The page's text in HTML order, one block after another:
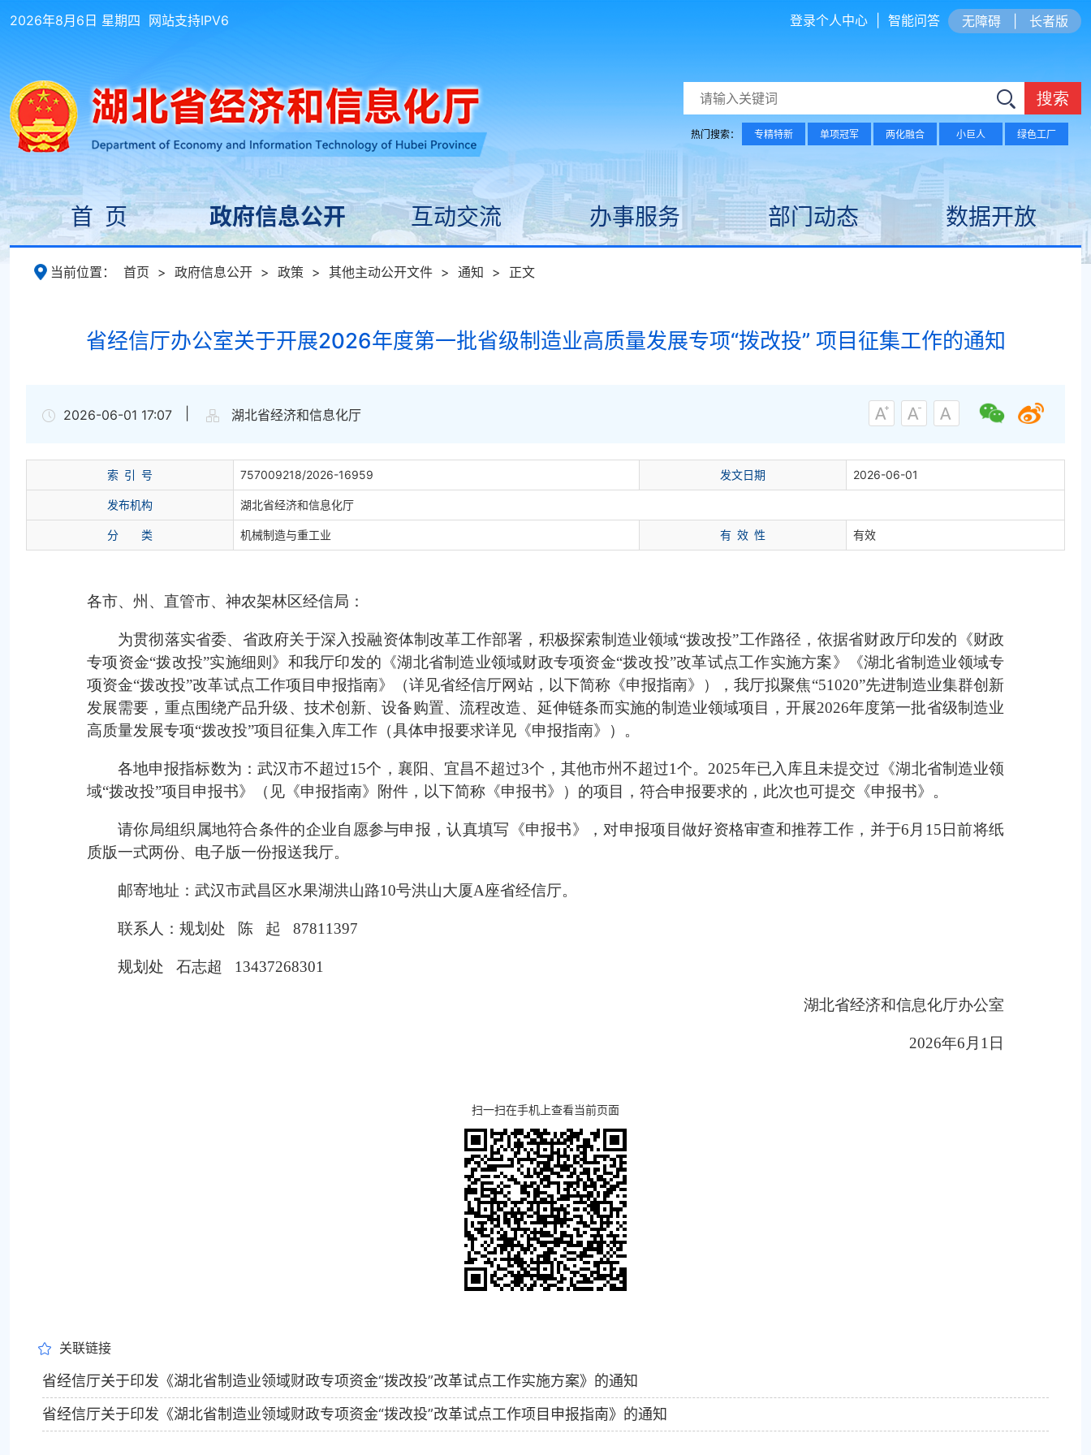
2026年8月6日 星期四 网站支持IPV6 无障碍 长者版
登录个人中心 智能问答
搜索
热门搜索： 专精特新 单项冠军 两化融合 小巨人 绿色工厂
首 页 政府信息公开 互动交流 办事服务 部门动态 数据开放
当前位置： 首页 > 政府信息公开 > 政策 > 其他主动公开文件 > 通知 > 正文
省经信厅办公室关于开展2026年度第一批省级制造业高质量发展专项“拨改投” 项目征集工作的通知
2026-06-01 17:07 湖北省经济和信息化厅
索 引 号 757009218/2026-16959 发文日期 2026-06-01
发布机构 湖北省经济和信息化厅
分 类 机械制造与重工业 有 效 性 有效
各市、州、直管市、神农架林区经信局：
为贯彻落实省委、省政府关于深入投融资体制改革工作部署，积极探索制造业领域“拨改投”工作路径，依据省财政厅印发的《财政
专项资金“拨改投”实施细则》和我厅印发的《湖北省制造业领域财政专项资金“拨改投”改革试点工作实施方案》《湖北省制造业领域专
项资金“拨改投”改革试点工作项目申报指南》（详见省经信厅网站，以下简称《申报指南》），我厅拟聚焦“51020”先进制造业集群创新
发展需要，重点围绕产品升级、技术创新、设备购置、流程改造、延伸链条而实施的制造业领域项目，开展2026年度第一批省级制造业
高质量发展专项“拨改投”项目征集入库工作（具体申报要求详见《申报指南》）。
各地申报指标数为：武汉市不超过15个，襄阳、宜昌不超过3个，其他市州不超过1个。2025年已入库且未提交过《湖北省制造业领
域“拨改投”项目申报书》（见《申报指南》附件，以下简称《申报书》）的项目，符合申报要求的，此次也可提交《申报书》。
请你局组织属地符合条件的企业自愿参与申报，认真填写《申报书》，对申报项目做好资格审查和推荐工作，并于6月15日前将纸
质版一式两份、电子版一份报送我厅。
邮寄地址：武汉市武昌区水果湖洪山路10号洪山大厦A座省经信厅。
联系人：规划处 陈 起 87811397
规划处 石志超 13437268301
湖北省经济和信息化厅办公室
2026年6月1日
扫一扫在手机上查看当前页面
关联链接
省经信厅关于印发《湖北省制造业领域财政专项资金“拨改投”改革试点工作实施方案》的通知
省经信厅关于印发《湖北省制造业领域财政专项资金“拨改投”改革试点工作项目申报指南》的通知